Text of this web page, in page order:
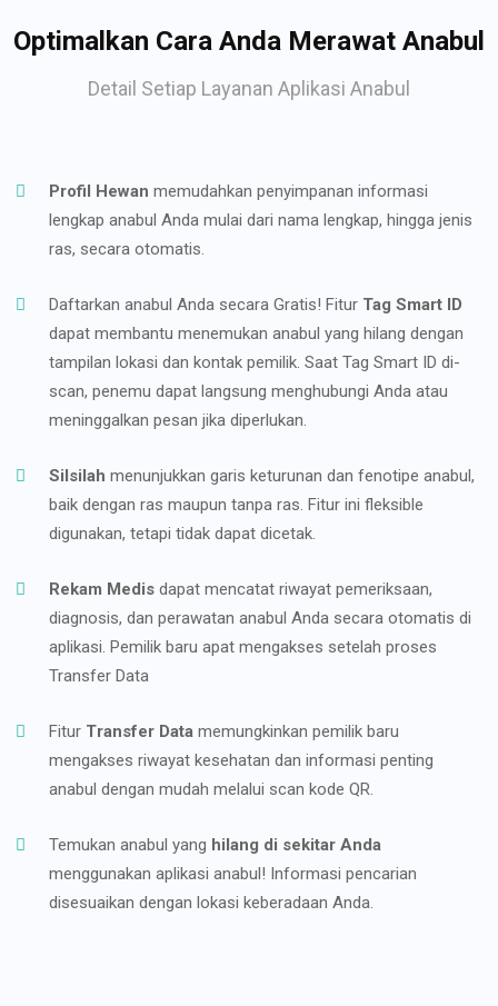
Optimalkan Cara Anda Merawat Anabul
Detail Setiap Layanan Aplikasi Anabul
Profil Hewan memudahkan penyimpanan informasi
lengkap anabul Anda mulai dari nama lengkap, hingga jenis
ras, secara otomatis.
Daftarkan anabul Anda secara Gratis! Fitur Tag Smart ID
dapat membantu menemukan anabul yang hilang dengan
tampilan lokasi dan kontak pemilik. Saat Tag Smart ID di-
scan, penemu dapat langsung menghubungi Anda atau
meninggalkan pesan jika diperlukan.
Silsilah menunjukkan garis keturunan dan fenotipe anabul,
baik dengan ras maupun tanpa ras. Fitur ini fleksible
digunakan, tetapi tidak dapat dicetak.
Rekam Medis dapat mencatat riwayat pemeriksaan,
diagnosis, dan perawatan anabul Anda secara otomatis di
aplikasi. Pemilik baru apat mengakses setelah proses
Transfer Data
Fitur Transfer Data memungkinkan pemilik baru
mengakses riwayat kesehatan dan informasi penting
anabul dengan mudah melalui scan kode QR.
Temukan anabul yang hilang di sekitar Anda
menggunakan aplikasi anabul! Informasi pencarian
disesuaikan dengan lokasi keberadaan Anda.